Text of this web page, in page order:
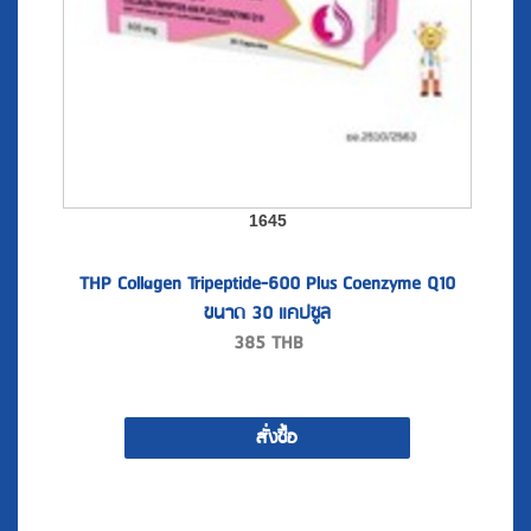
1645
THP Collagen Tripeptide-600 Plus Coenzyme Q10
ขนาด 30 แคปซูล
385 THB
สั่งซื้อ